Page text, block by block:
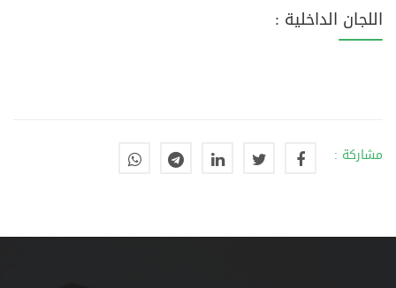
اللجان الداخلية :
مشاركة :